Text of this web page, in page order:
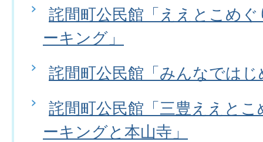
詫間町公民館「ええとこめ
ーキング」
詫間町公民館「みんなでは
詫間町公民館「三豊ええと
ーキングと本山寺」